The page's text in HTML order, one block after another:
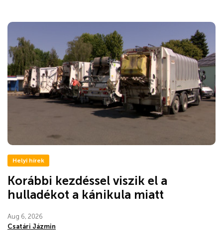
Helyi hírek
Korábbi kezdéssel viszik el a
hulladékot a kánikula miatt
Aug 6, 2026
Csatári Jázmin